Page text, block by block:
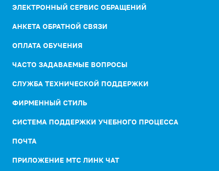
ЭЛЕКТРОННЫЙ СЕРВИС ОБРАЩЕНИЙ
АНКЕТА ОБРАТНОЙ СВЯЗИ
ОПЛАТА ОБУЧЕНИЯ
ЧАСТО ЗАДАВАЕМЫЕ ВОПРОСЫ
СЛУЖБА ТЕХНИЧЕСКОЙ ПОДДЕРЖКИ
ФИРМЕННЫЙ СТИЛЬ
СИСТЕМА ПОДДЕРЖКИ УЧЕБНОГО ПРОЦЕССА
ПОЧТА
ПРИЛОЖЕНИЕ МТС ЛИНК ЧАТ